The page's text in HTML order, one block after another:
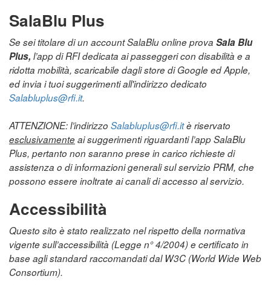
SalaBlu Plus
Se sei titolare di un account SalaBlu online prova Sala Blu
Plus, l’app di RFI dedicata ai passeggeri con disabilità e a
ridotta mobilità, scaricabile dagli store di Google ed Apple,
ed invia i tuoi suggerimenti all'indirizzo dedicato
Salabluplus@rfi.it.
ATTENZIONE: l’indirizzo Salabluplus@rfi.itè riservato
esclusivamenteai suggerimenti riguardanti l’app SalaBlu
Plus, pertanto non saranno prese in carico richieste di
assistenza o di informazioni generali sul servizio PRM, che
possono essere inoltrate ai canali di accesso al servizio.
Accessibilità
Questo sito è stato realizzato nel rispetto della normativa
vigente sull’accessibilità (Legge n° 4/2004) e certificato in
base agli standard raccomandati dal W3C (World Wide Web
Consortium).